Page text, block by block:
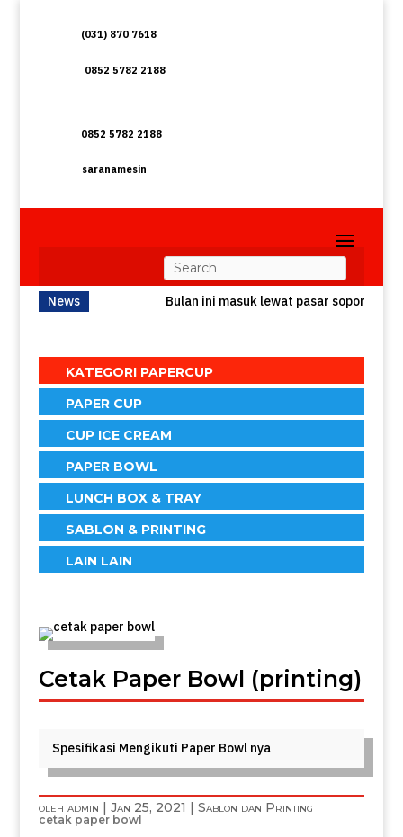
(031) 870 7618
0852 5782 2188
0852 5782 2188
saranamesin
News Bulan ini masuk lewat pasar soponyono
KATEGORI PAPERCUP
PAPER CUP
CUP ICE CREAM
PAPER BOWL
LUNCH BOX & TRAY
SABLON & PRINTING
LAIN LAIN
Cetak Paper Bowl (printing)
Spesifikasi Mengikuti Paper Bowl nya
oleh admin | Jan 25, 2021 | Sablon dan Printing
cetak paper bowl